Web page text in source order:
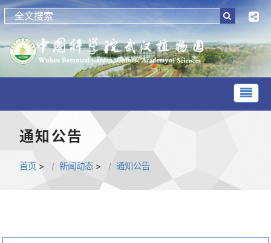
通知公告
首页 > 新闻动态 > 通知公告